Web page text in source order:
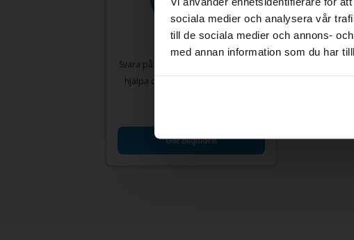
sociala medier och analysera vår
till de sociala medier och annons-
med annan information som du har
Svara på några enkla frågor så kan vi
hjälpa dig hitta bilar som matchar
Gör bilguiden
Volkswagen
VII 1.4 TSI
2014
5 703 mil